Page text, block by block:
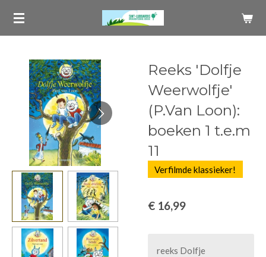
Ga
hoofdinhoud
Reeks 'Dolfje
Weerwolfje'
(P.Van Loon):
boeken 1 t.e.m
11
Verfilmde klassieker!
€ 16,99
reeks Dolfje